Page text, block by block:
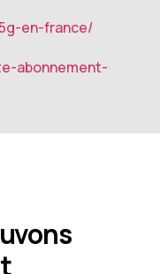
en-france/
abonnement-